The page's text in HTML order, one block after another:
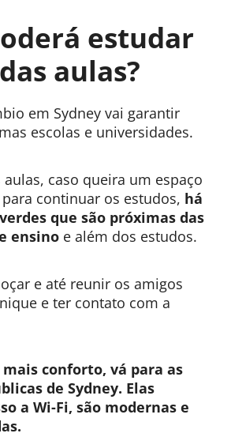
estudar
aulas?
em Sydney vai garantir
escolas e universidades.
aulas, caso queira um espaço
continuar os estudos, há
que são próximas das
ensino e além dos estudos.
e até reunir os amigos
e ter contato com a
conforto, vá para as
de Sydney. Elas
a Wi-Fi, são modernas e